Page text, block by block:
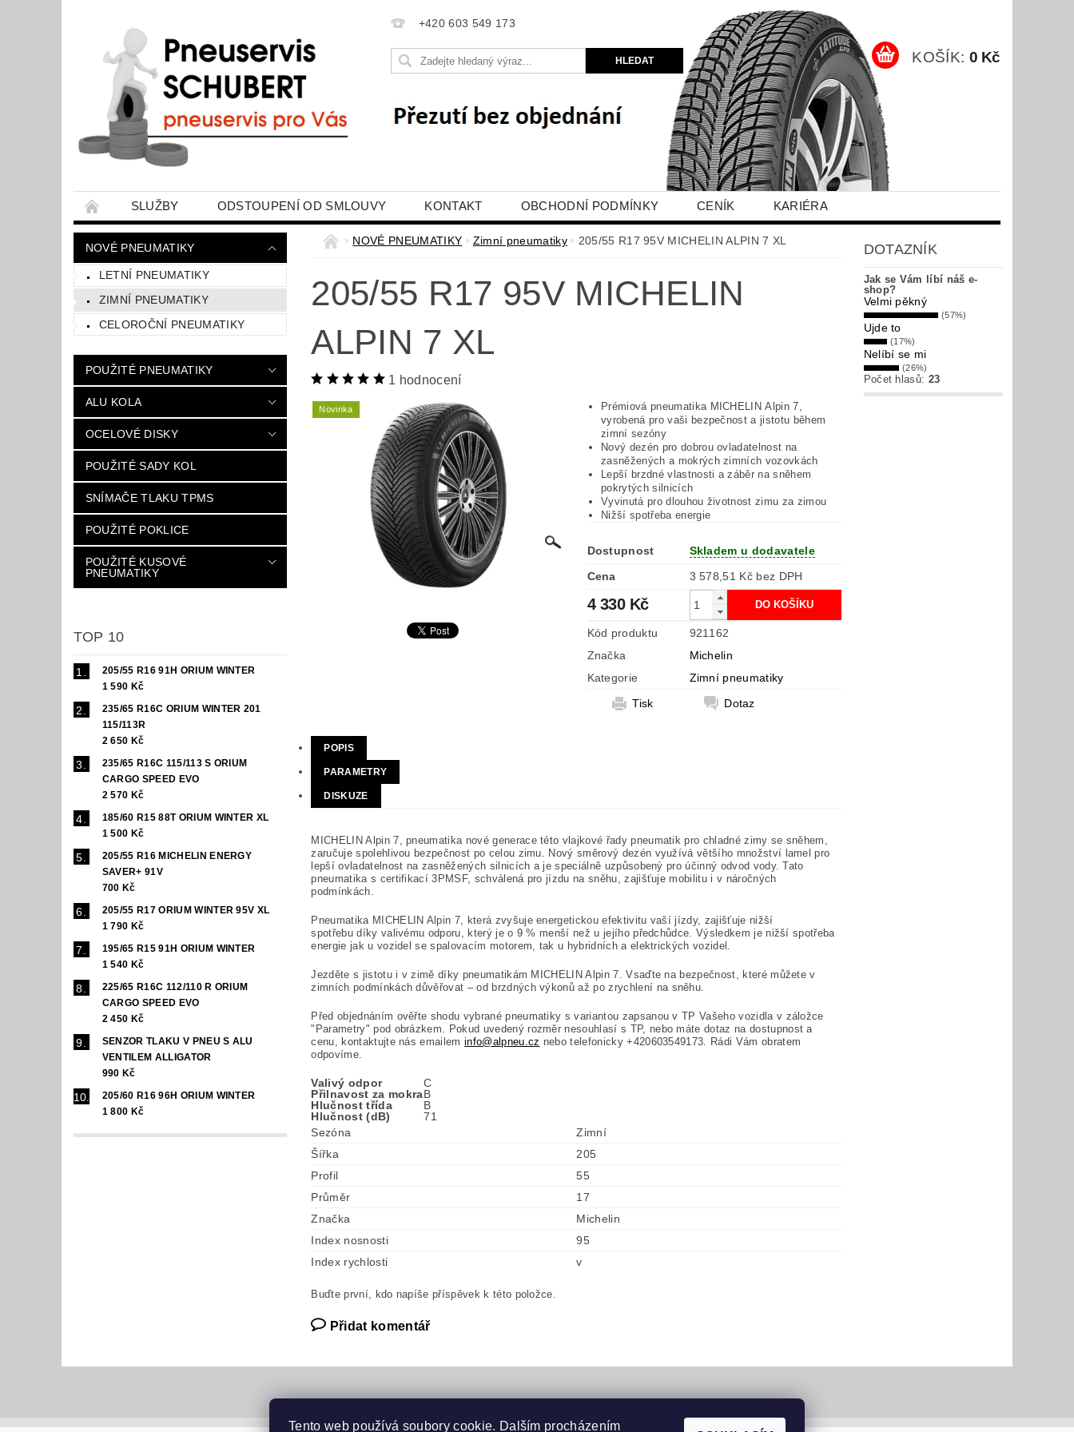
+420 603 549 173
KOŠÍK: 0 Kč
SLUŽBY ODSTOUPENÍ OD SMLOUVY KONTAKT OBCHODNÍ PODMÍNKY CENÍK KARIÉRA
ZPRACOVÁNÍ OSOBNÍCH ÚDAJŮ MOJE OBJEDNÁVKA
NOVÉ PNEUMATIKY
LETNÍ PNEUMATIKY
ZIMNÍ PNEUMATIKY
CELOROČNÍ PNEUMATIKY
POUŽITÉ PNEUMATIKY
ALU KOLA
OCELOVÉ DISKY
POUŽITÉ SADY KOL
SNÍMAČE TLAKU TPMS
POUŽITÉ POKLICE
POUŽITÉ KUSOVÉ
PNEUMATIKY
TOP 10
205/55 R16 91H ORIUM WINTER
1 590 Kč
235/65 R16C ORIUM WINTER 201
115/113R
2 650 Kč
235/65 R16C 115/113 S ORIUM
CARGO SPEED EVO
2 570 Kč
185/60 R15 88T ORIUM WINTER XL
1 500 Kč
205/55 R16 MICHELIN ENERGY
SAVER+ 91V
700 Kč
205/55 R17 ORIUM WINTER 95V XL
1 790 Kč
195/65 R15 91H ORIUM WINTER
1 540 Kč
225/65 R16C 112/110 R ORIUM
CARGO SPEED EVO
2 450 Kč
SENZOR TLAKU V PNEU S ALU
VENTILEM ALLIGATOR
990 Kč
205/60 R16 96H ORIUM WINTER
1 800 Kč
NOVÉ PNEUMATIKY Zimní pneumatiky 205/55 R17 95V MICHELIN ALPIN 7 XL
205/55 R17 95V MICHELIN
ALPIN 7 XL
1 hodnocení
Novinka
Prémiová pneumatika MICHELIN Alpin 7,
vyrobená pro vaši bezpečnost a jistotu během
zimní sezóny
Nový dezén pro dobrou ovladatelnost na
zasněžených a mokrých zimních vozovkách
Lepší brzdné vlastnosti a záběr na sněhem
pokrytých silnicích
Vyvinutá pro dlouhou životnost zimu za zimou
Nižší spotřeba energie
Dostupnost
Skladem u dodavatele
Cena
3 578,51 Kč bez DPH
4 330 Kč
Kód produktu
921162
Značka
Michelin
Kategorie
Zimní pneumatiky
Tisk
Dotaz
POPIS
PARAMETRY
DISKUZE
MICHELIN Alpin 7, pneumatika nové generace této vlajkové řady pneumatik pro chladné zimy se sněhem,
zaručuje spolehlivou bezpečnost po celou zimu. Nový směrový dezén využívá většího množství lamel pro
lepší ovladatelnost na zasněžených silnicích a je speciálně uzpůsobený pro účinný odvod vody. Tato
pneumatika s certifikací 3PMSF, schválená pro jízdu na sněhu, zajišťuje mobilitu i v náročných
podmínkách.
Pneumatika MICHELIN Alpin 7, která zvyšuje energetickou efektivitu vaší jízdy, zajišťuje nižší
spotřebu díky valivému odporu, který je o 9 % menší než u jejího předchůdce. Výsledkem je nižší spotřeba
energie jak u vozidel se spalovacím motorem, tak u hybridních a elektrických vozidel.
Jezděte s jistotu i v zimě díky pneumatikám MICHELIN Alpin 7. Vsaďte na bezpečnost, které můžete v
zimních podmínkách důvěřovat – od brzdných výkonů až po zrychlení na sněhu.
Před objednáním ověřte shodu vybrané pneumatiky s variantou zapsanou v TP Vašeho vozidla v záložce
"Parametry" pod obrázkem. Pokud uvedený rozměr nesouhlasí s TP, nebo máte dotaz na dostupnost a
cenu, kontaktujte nás emailem info@alpneu.cz nebo telefonicky +420603549173. Rádi Vám obratem
odpovíme.
Valivý odpor
C
Přilnavost za mokraB
Hlučnost třída
B
Hlučnost (dB)
71
Sezóna
Zimní
Šířka
205
Profil
55
Průměr
17
Značka
Michelin
Index nosnosti
95
Index rychlosti
v
Buďte první, kdo napíše příspěvek k této položce.
Přidat komentář
DOTAZNÍK
Jak se Vám líbí náš e-
shop?
Velmi pěkný
(57%)
Ujde to
(17%)
Nelíbí se mi
(26%)
Počet hlasů: 23
Tento web používá soubory cookie. Dalším procházením